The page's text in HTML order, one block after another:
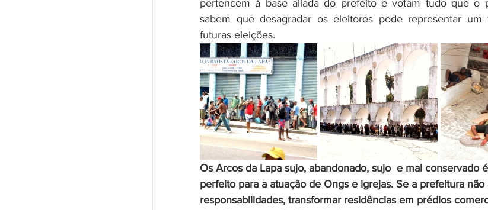
pertencem à base aliada do prefeito e votam tudo que o
sabem que desagradar os eleitores pode representar
futuras eleições.
Os Arcos da Lapa sujo, abandonado, sujo  e mal conservado
perfeito para a atuação de Ongs e igrejas. Se a prefeitura não
responsabilidades, transformar residências em prédios